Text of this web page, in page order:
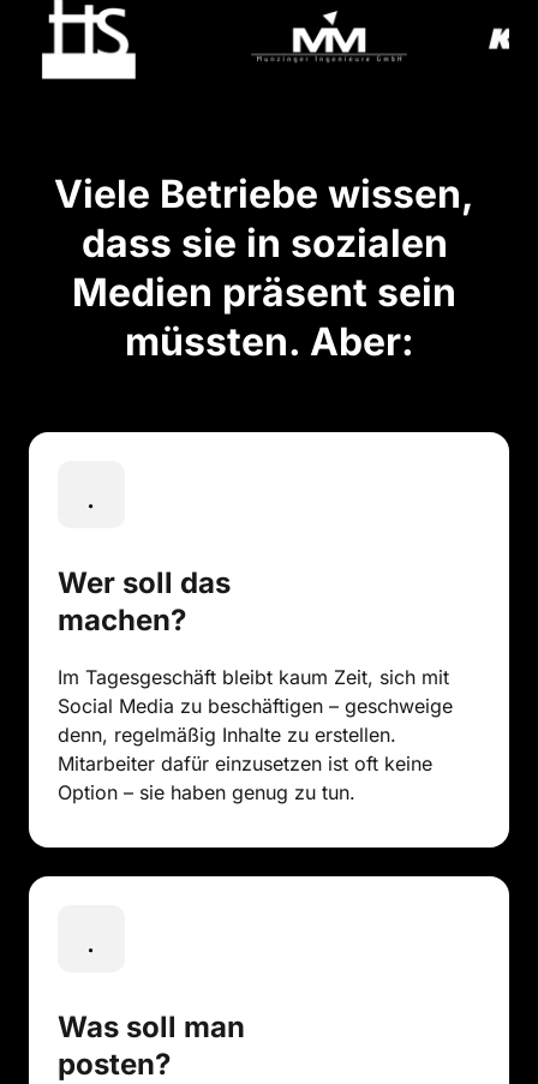
Viele Betriebe wissen,
dass sie in sozialen
Medien präsent sein
müssten. Aber:
Wer soll das
machen?
Im Tagesgeschäft bleibt kaum Zeit, sich mit
Social Media zu beschäftigen – geschweige
denn, regelmäßig Inhalte zu erstellen.
Mitarbeiter dafür einzusetzen ist oft keine
Option – sie haben genug zu tun.
Was soll man
posten?